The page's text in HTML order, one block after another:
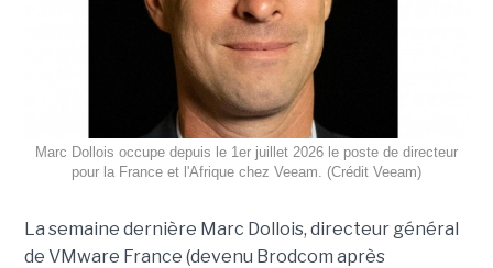
Marc Dollois occupe depuis le 1er juillet 2026 le poste de directeur
pour la France et l'Afrique chez Veeam. (Crédit Veeam)
La semaine dernière Marc Dollois, directeur général
de VMware France (devenu Brodcom après